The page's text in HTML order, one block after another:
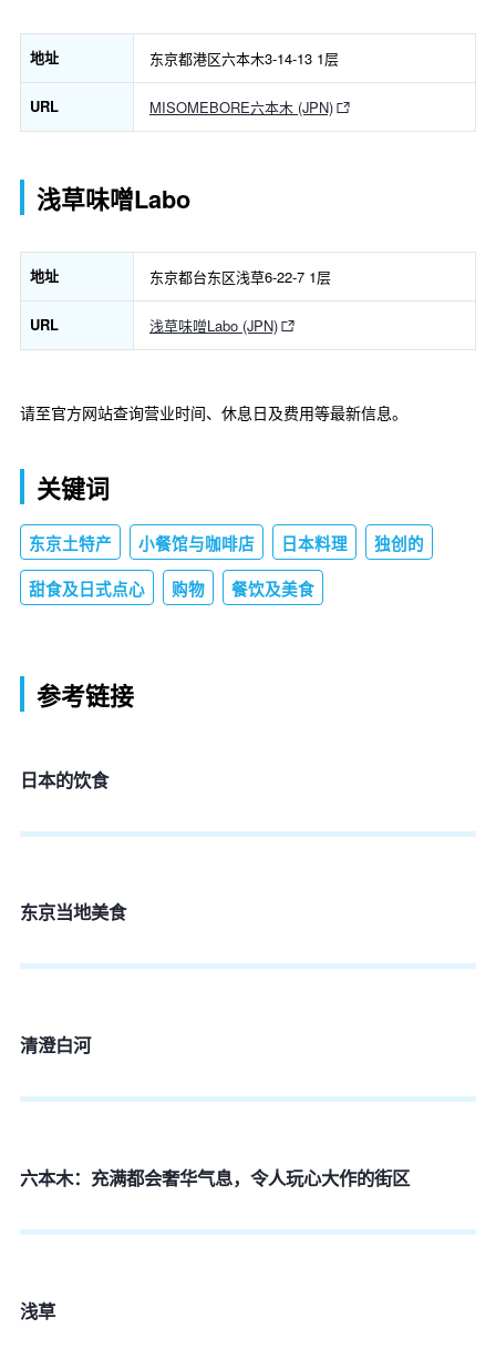
地址 东京都港区六本木3-14-13 1层
URL MISOMEBORE六本木 (JPN)
浅草味噌Labo
地址 东京都台东区浅草6-22-7 1层
URL 浅草味噌Labo (JPN)
请至官方网站查询营业时间、休息日及费用等最新信息。
关键词
东京土特产 小餐馆与咖啡店 日本料理 独创的
甜食及日式点心 购物 餐饮及美食
参考链接
日本的饮食
东京当地美食
清澄白河
六本木：充满都会奢华气息，令人玩心大作的街区
浅草